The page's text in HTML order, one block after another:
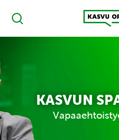
Haku
Kasvu Open
KASVUN